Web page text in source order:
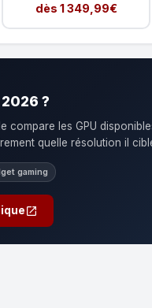
dès 1 349,99€
?
les GPU
quelle résolution il
gaming